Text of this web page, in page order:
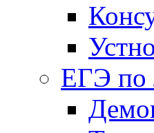
ЕГЭ по